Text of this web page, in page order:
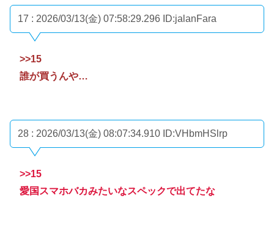
17 : 2026/03/13(金) 07:58:29.296 ID:jalanFara
>>15
誰が買うんや…
28 : 2026/03/13(金) 08:07:34.910 ID:VHbmHSlrp
>>15
愛国スマホバカみたいなスペックで出てたな